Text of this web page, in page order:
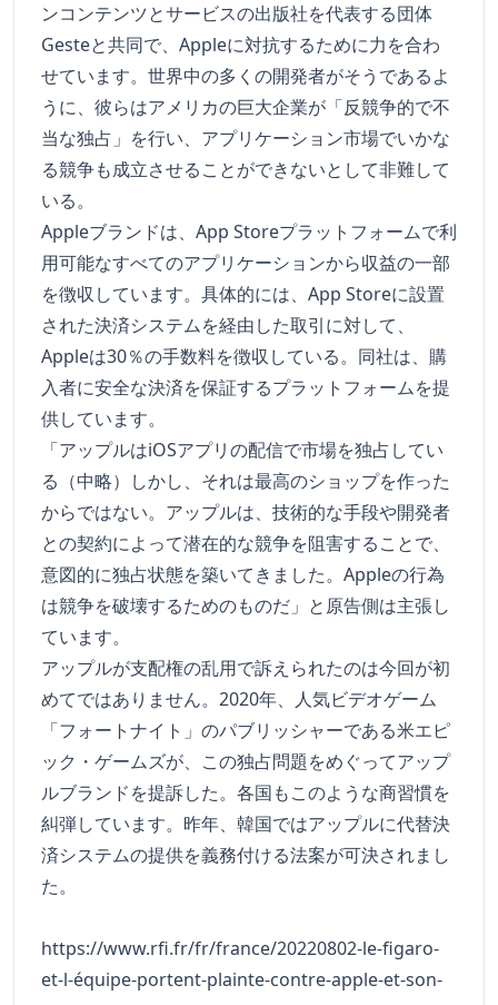
ンコンテンツとサービスの出版社を代表する団体
Gesteと共同で、Appleに対抗するために力を合わ
せています。世界中の多くの開発者がそうであるよ
うに、彼らはアメリカの巨大企業が「反競争的で不
当な独占」を行い、アプリケーション市場でいかな
る競争も成立させることができないとして非難して
いる。
Appleブランドは、App Storeプラットフォームで利
用可能なすべてのアプリケーションから収益の一部
を徴収しています。具体的には、App Storeに設置
された決済システムを経由した取引に対して、
Appleは30％の手数料を徴収している。同社は、購
入者に安全な決済を保証するプラットフォームを提
供しています。
「アップルはiOSアプリの配信で市場を独占してい
る（中略）しかし、それは最高のショップを作った
からではない。アップルは、技術的な手段や開発者
との契約によって潜在的な競争を阻害することで、
意図的に独占状態を築いてきました。Appleの行為
は競争を破壊するためのものだ」と原告側は主張し
ています。
アップルが支配権の乱用で訴えられたのは今回が初
めてではありません。2020年、人気ビデオゲーム
「フォートナイト」のパブリッシャーである米エピ
ック・ゲームズが、この独占問題をめぐってアップ
ルブランドを提訴した。各国もこのような商習慣を
糾弾しています。昨年、韓国ではアップルに代替決
済システムの提供を義務付ける法案が可決されまし
た。
https://www.rfi.fr/fr/france/20220802-le-figaro-
et-l-équipe-portent-plainte-contre-apple-et-son-